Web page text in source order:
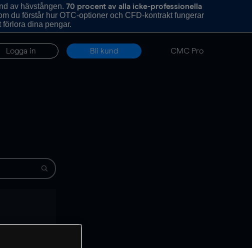
av hävstången. 70 procent av alla icke-professionella
du förstår hur OTC-optioner och CFD-kontrakt fungerar
förlora dina pengar.
Logga in Bli kund CMC Pro